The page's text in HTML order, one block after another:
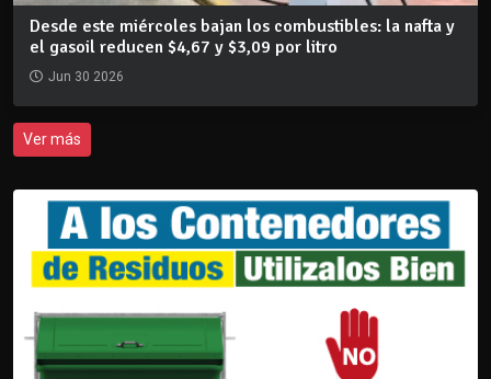
Desde este miércoles bajan los combustibles: la nafta y
el gasoil reducen $4,67 y $3,09 por litro
Jun 30 2026
Ver más